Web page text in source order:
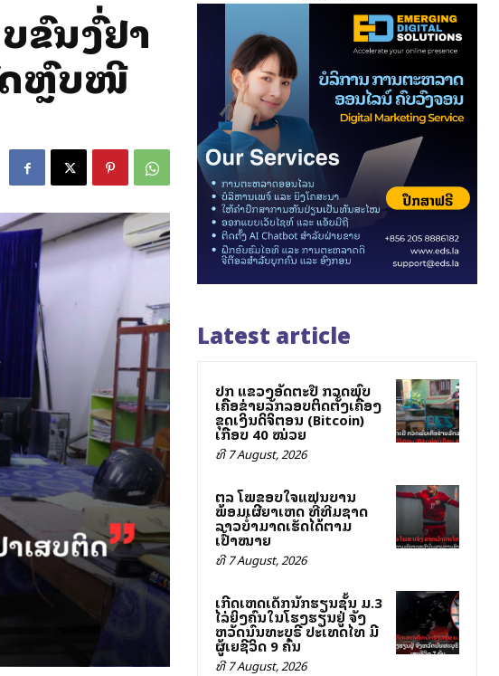
ນສົ່ງຢາ
ລົດຫຼົບໜີ
Latest article
ປກສ ແຂວງອັດຕະປື ກວດພົບ
ເຄືອຂ່າຍລັກລອບຕິດຕັ້ງເຄື່ອງ
ຂຸດເງິນດິຈິຕອນ (Bitcoin)
ເກືອບ 40 ໝ່ວຍ
ທີ 7 August, 2026
ສຕລ ໂພສຂອບໃຈແຟນບານ
ພ້ອມເຜີຍສາເຫດ ທີ່ທີມຊາດ
ລາວບໍ່ສາມາດເຮັດໄດ້ຕາມ
ເປົ້າໝາຍ
ທີ 7 August, 2026
ເກີດເຫດເດັກນັກຮຽນຊັ້ນ ມ.3
ໄລ່ຍິງຄົນໃນໂຮງຮຽນຢູ່ ຈັງ
ຫວັດນົນທະບຸຣີ ປະເທດໄທ ມີ
ຜູ້ເສຍຊີວິດ 9 ຄົນ
ທີ 7 August, 2026